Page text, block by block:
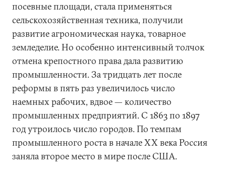
посевные площади, стала применяться
сельскохозяйственная техника, получили
развитие агрономическая наука, товарное
земледелие. Но особенно интенсивный толчок
отмена крепостного права дала развитию
промышленности. За тридцать лет после
реформы в пять раз увеличилось число
наемных рабочих, вдвое — количество
промышленных предприятий. С 1863 по 1897
год утроилось число городов. По темпам
промышленного роста в начале ХХ века Россия
заняла второе место в мире после США.